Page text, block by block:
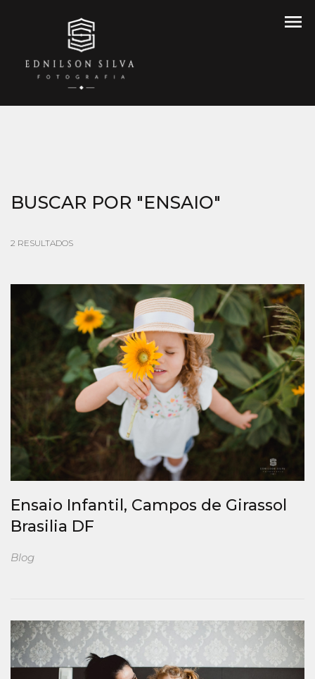
menu
BUSCAR POR "ENSAIO"
2 RESULTADOS
Ensaio Infantil, Campos de Girassol
Brasilia DF
Blog